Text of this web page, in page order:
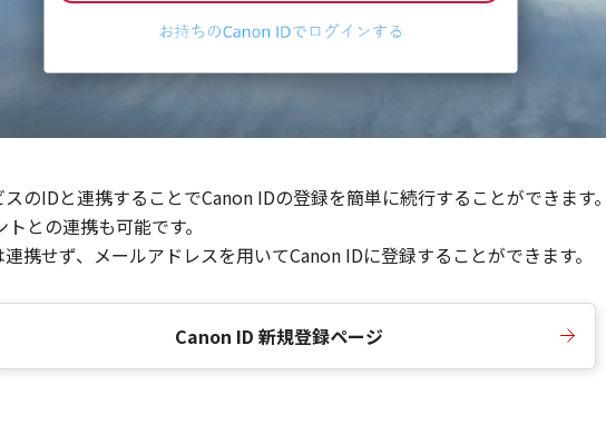
IDと連携することでCanon IDの登録を簡単に続行することができます。
との連携も可能です。
せず、メールアドレスを用いてCanon IDに登録することができます。
Canon ID 新規登録ページ